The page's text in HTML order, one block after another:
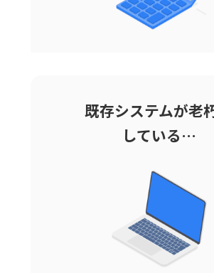
既存システムが老
している…